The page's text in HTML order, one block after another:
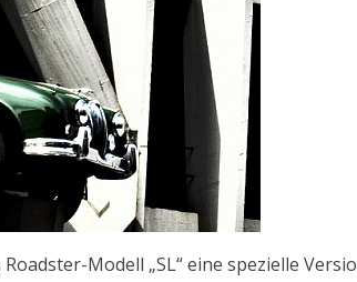
Modell „SL“ eine spezielle